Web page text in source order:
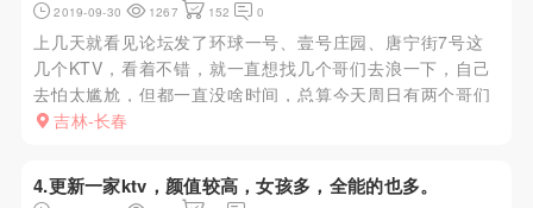
2019-09-30 1267 152 0
上几天就看见论坛发了环球一号、壹号庄园、唐宁街7号这
几个KTV，看着不错，就一直想找几个哥们去浪一下，自己
去怕太尴尬，但都一直没啥时间，总算今天周日有两个哥们
有时间了，直接就跟客源微信说定个中包，晚上8点左右
我8点左右到最好，因...
吉林-长春
4.更新一家ktv，颜值较高，女孩多，全能的也多。